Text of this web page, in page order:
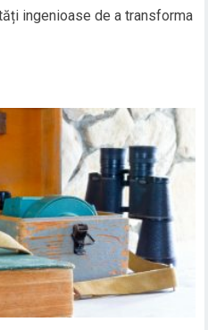
ingenioase de a transforma